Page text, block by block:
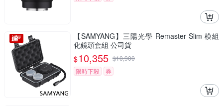
【SAMYANG】三陽光學 Remaster Slim 模組
化鏡頭套組 公司貨
$10,355 $10,900
限時下殺
券